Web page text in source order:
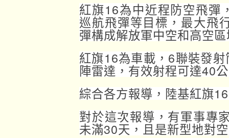
紅旗16為中近程防空飛彈
巡航飛彈等目標，最大飛
彈構成解放軍中空和高空
紅旗16為車載，6聯裝發
陣雷達，有效射程可達40
綜合各方報導，陸基紅旗
對於這次報導，有軍事專
未滿30天，且是新型地對